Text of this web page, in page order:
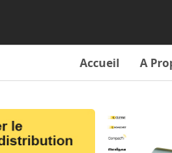
Accueil A